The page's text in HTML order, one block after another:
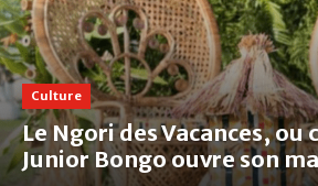
Culture
‎Le Ngori des Vacances, ou
Junior Bongo ouvre son